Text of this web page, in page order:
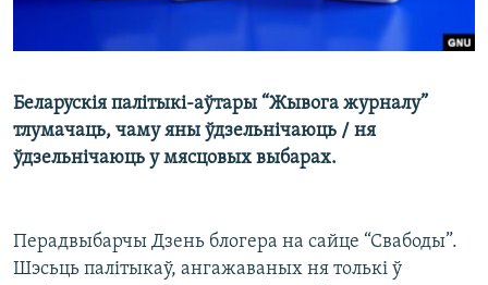
Беларускія палітыкі-аўтары “Жывога журналу”
тлумачаць, чаму яны ўдзельнічаюць / ня
ўдзельнічаюць у мясцовых выбарах.
Перадвыбарчы Дзень блогера на сайце “Свабоды”.
Шэсьць палітыкаў, ангажаваных ня толькі ў